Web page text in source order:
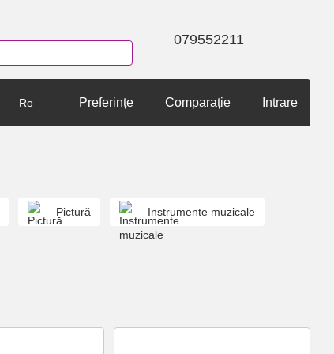
079552211
Ro Preferințe Comparație Intrare
Pictură Instrumente muzicale